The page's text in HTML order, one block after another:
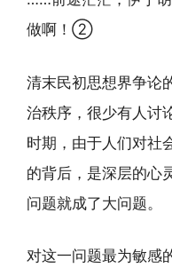
做啊！②
清末民初思想界争论
治秩序，很少有人讨
时期，由于人们对社
的背后，是深层的心
问题就成了大问题。
对这一问题最为敏感